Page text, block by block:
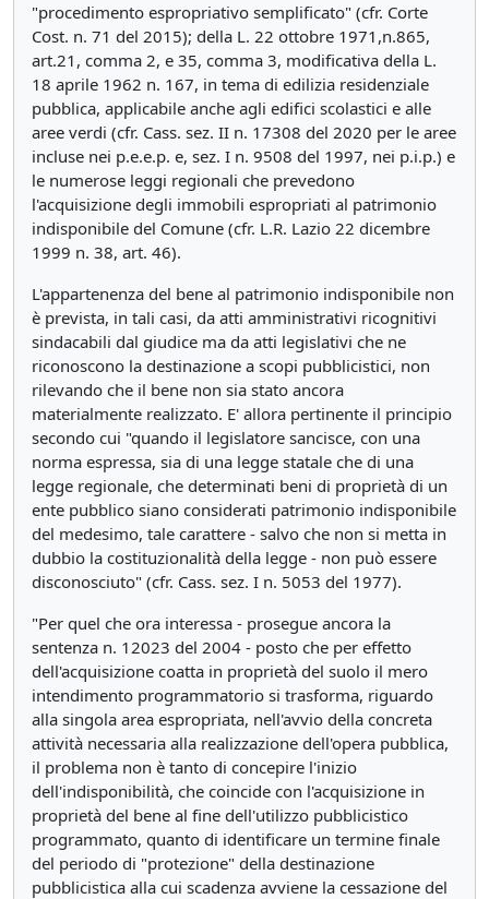
"procedimento espropriativo semplificato" (cfr. Corte
Cost. n. 71 del 2015); della L. 22 ottobre 1971,n.865,
art.21, comma 2, e 35, comma 3, modificativa della L.
18 aprile 1962 n. 167, in tema di edilizia residenziale
pubblica, applicabile anche agli edifici scolastici e alle
aree verdi (cfr. Cass. sez. II n. 17308 del 2020 per le aree
incluse nei p.e.e.p. e, sez. I n. 9508 del 1997, nei p.i.p.) e
le numerose leggi regionali che prevedono
l'acquisizione degli immobili espropriati al patrimonio
indisponibile del Comune (cfr. L.R. Lazio 22 dicembre
1999 n. 38, art. 46).
L'appartenenza del bene al patrimonio indisponibile non
è prevista, in tali casi, da atti amministrativi ricognitivi
sindacabili dal giudice ma da atti legislativi che ne
riconoscono la destinazione a scopi pubblicistici, non
rilevando che il bene non sia stato ancora
materialmente realizzato. E' allora pertinente il principio
secondo cui "quando il legislatore sancisce, con una
norma espressa, sia di una legge statale che di una
legge regionale, che determinati beni di proprietà di un
ente pubblico siano considerati patrimonio indisponibile
del medesimo, tale carattere - salvo che non si metta in
dubbio la costituzionalità della legge - non può essere
disconosciuto" (cfr. Cass. sez. I n. 5053 del 1977).
"Per quel che ora interessa - prosegue ancora la
sentenza n. 12023 del 2004 - posto che per effetto
dell'acquisizione coatta in proprietà del suolo il mero
intendimento programmatorio si trasforma, riguardo
alla singola area espropriata, nell'avvio della concreta
attività necessaria alla realizzazione dell'opera pubblica,
il problema non è tanto di concepire l'inizio
dell'indisponibilità, che coincide con l'acquisizione in
proprietà del bene al fine dell'utilizzo pubblicistico
programmato, quanto di identificare un termine finale
del periodo di "protezione" della destinazione
pubblicistica alla cui scadenza avviene la cessazione del